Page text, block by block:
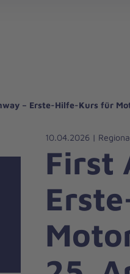
– Erste-Hilfe-Kurs für
10.04.2026 |
First